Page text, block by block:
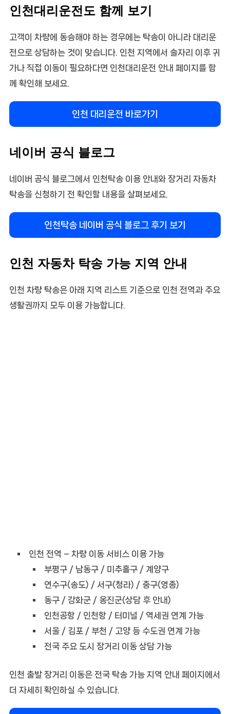
인천대리운전도 함께 보기
고객이 차량에 동승해야 하는 경우에는 탁송이 아니라 대리운
전으로 상담하는 것이 맞습니다. 인천 지역에서 술자리 이후 귀
가나 직접 이동이 필요하다면 인천대리운전 안내 페이지를 함
께 확인해 보세요.
인천 대리운전 바로가기
네이버 공식 블로그
네이버 공식 블로그에서 인천탁송 이용 안내와 장거리 자동차
탁송을 신청하기 전 확인할 내용을 살펴보세요.
인천탁송 네이버 공식 블로그 후기 보기
인천 자동차 탁송 가능 지역 안내
인천 차량 탁송은 아래 지역 리스트 기준으로 인천 전역과 주요
생활권까지 모두 이용 가능합니다.
인천 전역 – 차량 이동 서비스 이용 가능
부평구 / 남동구 / 미추홀구 / 계양구
연수구(송도) / 서구(청라) / 중구(영종)
동구 / 강화군 / 옹진군(상담 후 안내)
인천공항 / 인천항 / 터미널 / 역세권 연계 가능
서울 / 김포 / 부천 / 고양 등 수도권 연계 가능
전국 주요 도시 장거리 이동 상담 가능
인천 출발 장거리 이동은 전국 탁송 가능 지역 안내 페이지에서
더 자세히 확인하실 수 있습니다.